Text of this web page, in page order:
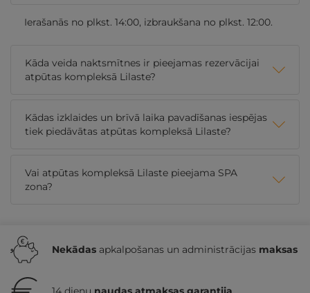
Ierašanās no plkst. 14:00, izbraukšana no plkst. 12:00.
Kāda veida naktsmītnes ir pieejamas rezervācijai
atpūtas kompleksā Lilaste?
Kādas izklaides un brīvā laika pavadīšanas iespējas
tiek piedāvātas atpūtas kompleksā Lilaste?
Vai atpūtas kompleksā Lilaste pieejama SPA
zona?
Nekādas apkalpošanas un administrācijas maksas